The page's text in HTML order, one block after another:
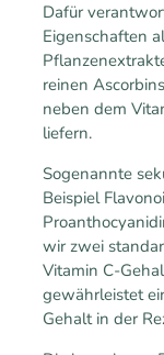
Dafür
Eigenschaften
reinen
neben dem
liefern.
Sogenannte
Beispiel
wir zwei
Vitamin C-
gewährleistet
Gehalt in der